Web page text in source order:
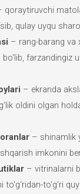
qulay uyqu
– rang-barang va
farzandingiz
– ekranda
oldini olgan
– shinamlik
imkonini
– vitrinalarni
to‘g‘ri